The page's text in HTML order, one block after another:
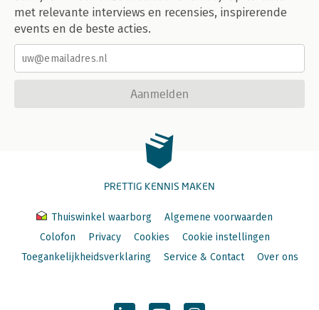
met relevante interviews en recensies, inspirerende
events en de beste acties.
Aanmelden
PRETTIG KENNIS MAKEN
Thuiswinkel waarborg
Algemene voorwaarden
Colofon
Privacy Cookies
Cookie instellingen
Toegankelijkheidsverklaring
Service & Contact Over ons